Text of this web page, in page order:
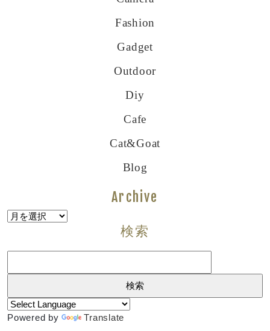
Fashion
Gadget
Outdoor
Diy
Cafe
Cat&goat
Blog
Archive
Archive
検索
Powered by
Translate